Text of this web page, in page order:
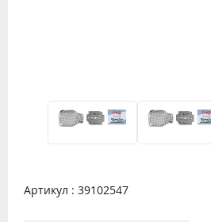
Артикул : 39102547